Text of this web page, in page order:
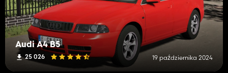
Audi A4 B5
25 026 19 października 2024